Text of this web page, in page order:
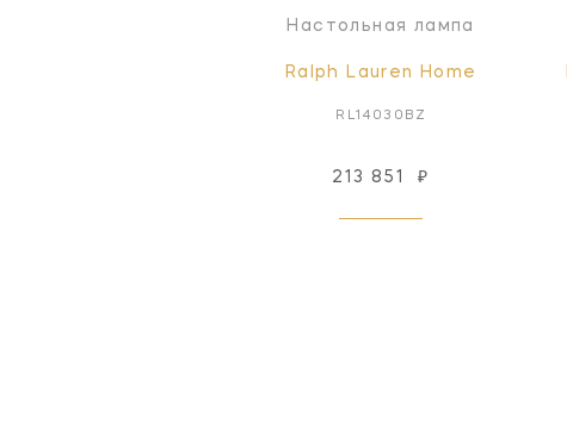
Настольная лампа
Ralph Lauren Home
RL14030BZ
213 851 ₽